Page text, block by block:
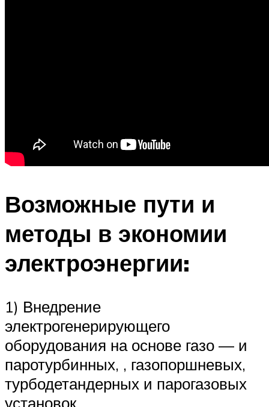
Возможные пути и
методы в экономии
электроэнергии:
1) Внедрение
электрогенерирующего
оборудования на основе газо — и
паротурбинных, , газопоршневых,
турбодетандерных и парогазовых
установок.